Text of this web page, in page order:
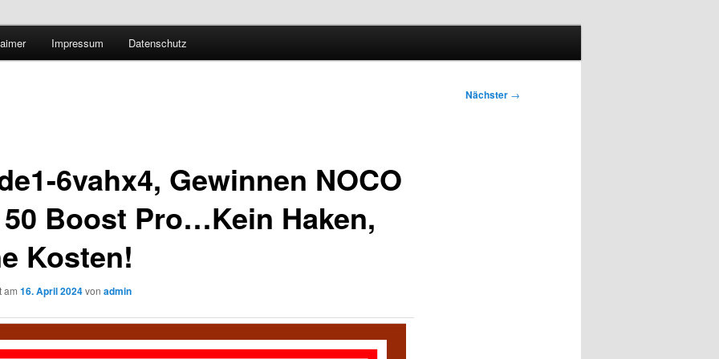
Forschung und Technologie
Impressum Datenschutz
Nächster →
6vahx4, Gewinnen NOCO
Boost Pro…Kein Haken,
Kosten!
am 16. April 2024von admin